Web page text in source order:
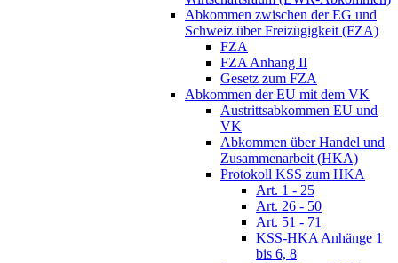
Abkommen zwischen der EG und
Schweiz über Freizügigkeit (FZA)
FZA
FZA Anhang II
Gesetz zum FZA
Abkommen der EU mit dem VK
Austrittsabkommen EU und
VK
Abkommen über Handel und
Zusammenarbeit (HKA)
Protokoll KSS zum HKA
Art. 1 - 25
Art. 26 - 50
Art. 51 - 71
KSS-HKA Anhänge 1
bis 6, 8